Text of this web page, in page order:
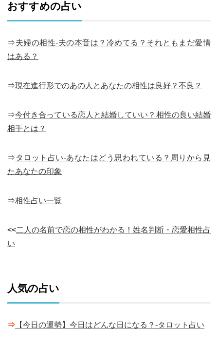
おすすめの占い
⇒夫婦の相性-夫の本音は？冷めてる？それともまだ愛情
はある？
⇒現在進行形でのあの人とあなたの相性は良好？不良？
⇒今付き合っている恋人と結婚していい？相性の良い結婚
相手とは？
⇒ タロット占い-あなたはどう思われている？周りから見
たあなたの印象
⇒相性占い一覧
<<二人の名前で恋の相性がわかる！姓名判断・恋愛相性占
い
人気の占い
⇒ 【今日の運勢】今日はどんな日になる？-タロット占い